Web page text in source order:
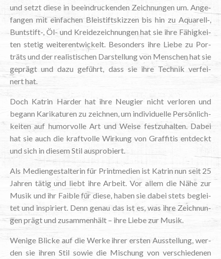
und setzt die­se in beein­dru­cken­den Zeich­nun­gen um. Ange­
fan­gen mit ein­fa­chen Blei­stift­skiz­zen bis hin zu Aquarell‑,
Buntstift‑, Öl- und Krei­de­zeich­nun­gen hat sie ihre Fähig­kei­
ten ste­tig wei­ter­ent­wi­ckelt. Beson­ders ihre Lie­be zu Por­
träts und der rea­lis­ti­schen Dar­stel­lung von Men­schen hat sie
geprägt und dazu geführt, dass sie ihre Tech­nik ver­fei­
nert hat.
Doch Kat­rin Har­der hat ihre Neu­gier nicht ver­lo­ren und
begann Kari­ka­tu­ren zu zeich­nen, um indi­vi­du­el­le Per­sön­lich­
kei­ten auf humor­vol­le Art und Wei­se fest­zu­hal­ten. Dabei
hat sie auch die kraft­vol­le Wir­kung von Graf­fi­tis ent­deckt
und sich in die­sem Stil ausprobiert.
Als Medi­en­ge­stal­te­rin für Print­me­di­en ist Kat­rin nun seit 25
Jah­ren tätig und liebt ihre Arbeit. Vor allem die Nähe zur
Musik und ihr Fai­ble für die­se, haben sie dabei stets beglei­
tet und inspi­riert. Denn genau das ist es, was ihre Zeich­nun­
gen prägt und zusam­men­hält – ihre Lie­be zur Musik.
Weni­ge Bli­cke auf die Wer­ke ihrer ers­ten Aus­stel­lung, wer­
den sie ihren Stil sowie die Mischung von ver­schie­de­nen